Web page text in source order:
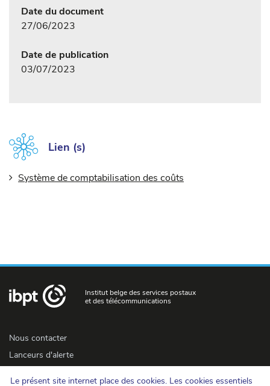
Le présent site internet place des cookies. Les cookies essentiels
Date du document
27/06/2023
Date de publication
03/07/2023
Lien (s)
Système de comptabilisation des coûts
Institut belge des services postaux
et des télécommunications
Nous contacter
Lanceurs d'alerte